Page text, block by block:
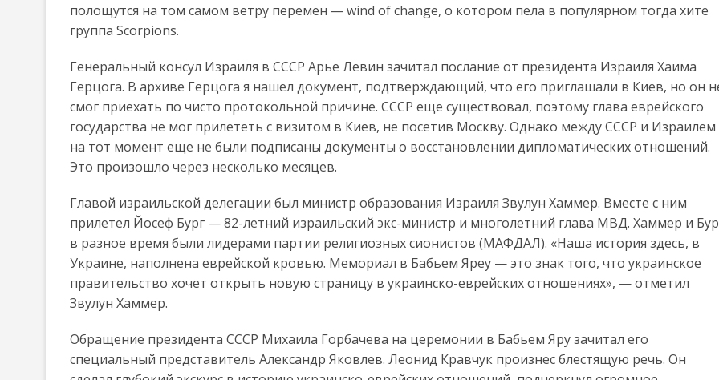
полощутся на том самом ветру перемен — wind of change, о котором пела в популярном тогда хите
группа Scorpions.
Генеральный консул Израиля в СССР Арье Левин зачитал послание от президента Израиля Хаима
Герцога. В архиве Герцога я нашел документ, подтверждающий, что его приглашали в Киев, но он
смог приехать по чисто протокольной причине. СССР еще существовал, поэтому глава еврейского
государства не мог прилететь с визитом в Киев, не посетив Москву. Однако между СССР и Израилем
на тот момент еще не были подписаны документы о восстановлении дипломатических отношений.
Это произошло через несколько месяцев.
Главой израильской делегации был министр образования Израиля Звулун Хаммер. Вместе с ним
прилетел Йосеф Бург — 82-летний израильский экс-министр и многолетний глава МВД. Хаммер и
в разное время были лидерами партии религиозных сионистов (МАФДАЛ). «Наша история здесь, в
Украине, наполнена еврейской кровью. Мемориал в Бабьем Яреу — это знак того, что украинское
правительство хочет открыть новую страницу в украинско-еврейских отношениях», — отметил
Звулун Хаммер.
Обращение президента СССР Михаила Горбачева на церемонии в Бабьем Яру зачитал его
специальный представитель Александр Яковлев. Леонид Кравчук произнес блестящую речь. Он